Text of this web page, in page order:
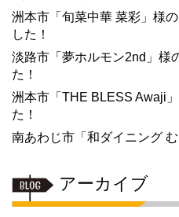
洲本市「旬菜中華 菜彩」様
した！
淡路市「夢ホルモン2nd」様
た！
洲本市「THE BLESS Awaji
た！
南あわじ市「和ダイニング
アーカイブ